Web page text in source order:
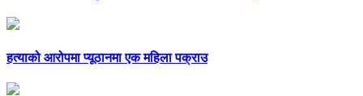
हत्याको आरोपमा प्यूठानमा एक महिला पक्राउ